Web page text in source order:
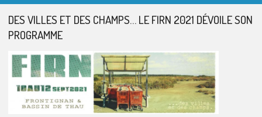
DES VILLES ET DES CHAMPS… LE FIRN 2021 DÉVOILE SON
PROGRAMME